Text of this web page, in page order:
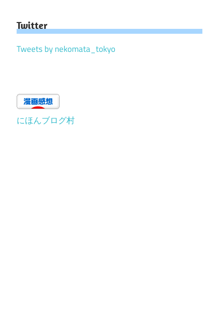
Twitter
Tweets by nekomata_tokyo
にほんブログ村